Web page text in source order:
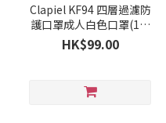
Clapiel KF94 四層過濾防
護口罩成人白色口罩(1盒
50個)(9月上旬)
HK$99.00